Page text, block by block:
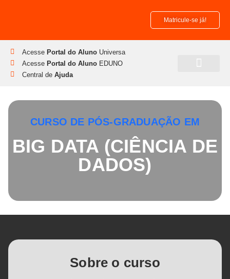
Matricule-se já!
Acesse Portal do AlunoUniversa
Acesse Portal do AlunoEDUNO
Central de Ajuda
CURSO DE PÓS-GRADUAÇÃO EM
BIG DATA (CIÊNCIA DE
DADOS)
Sobre o curso